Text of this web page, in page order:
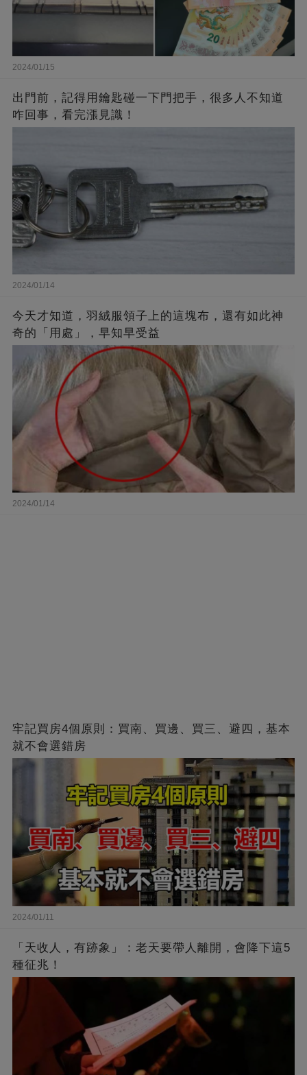
2024/01/15
出門前，記得用鑰匙碰一下門把手，很多人不知道
咋回事，看完漲見識！
2024/01/14
今天才知道，羽絨服領子上的這塊布，還有如此神
奇的「用處」，早知早受益
2024/01/14
牢記買房4個原則：買南、買邊、買三、避四，基本
就不會選錯房
2024/01/11
「天收人，有跡象」：老天要帶人離開，會降下這5
種征兆！